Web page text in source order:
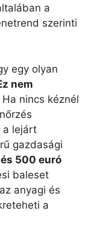
a
szerinti
egy olyan
nem
Ha nincs kéznél
a lejárt
gazdasági
500 euró
baleset
anyagi és
a